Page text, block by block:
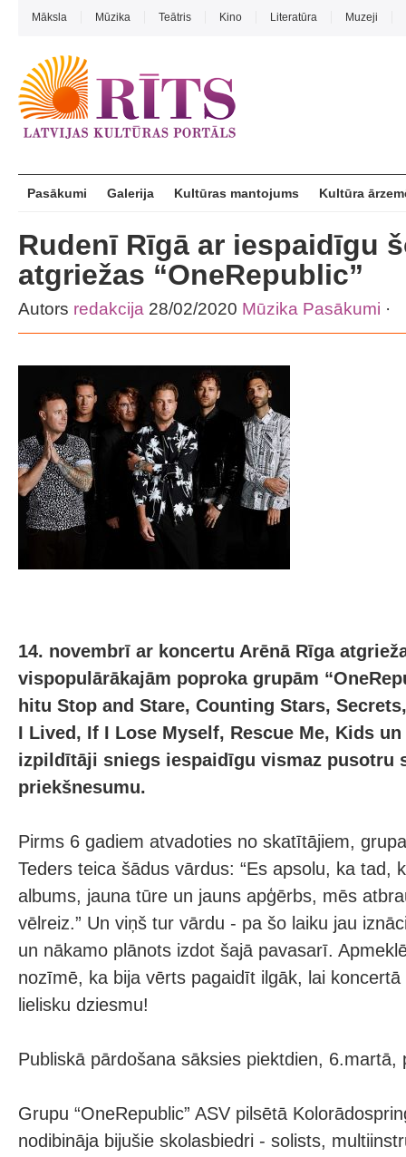
Māksla Mūzika Teātris Kino Literatūra Muzeji
Pasākumi Galerija Kultūras mantojums Kultūra
Rudenī Rīgā ar iespaidīgu
atgriežas “OneRepublic”
Autors redakcija 28/02/2020 Mūzika Pasākumi ·
14. novembrī ar koncertu Arēnā Rīga
vispopulārākajām poproka grupām
hitu Stop and Stare, Counting Stars,
I Lived, If I Lose Myself, Rescue Me, Kids
izpildītāji sniegs iespaidīgu vismaz pusotru
priekšnesumu.
Pirms 6 gadiem atvadoties no skatītājiem,
Teders teica šādus vārdus: “Es apsolu, ka tad,
albums, jauna tūre un jauns apģērbs, mēs
vēlreiz.” Un viņš tur vārdu - pa šo laiku jau
un nākamo plānots izdot šajā pavasarī.
nozīmē, ka bija vērts pagaidīt ilgāk, lai
lielisku dziesmu!
Publiskā pārdošana sāksies piektdien, 6.martā,
Grupu “OneRepublic” ASV pilsētā
nodibināja bijušie skolasbiedri - solists,